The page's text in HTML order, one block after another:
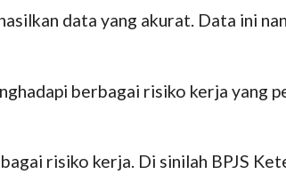
data yang akurat. Data ini
berbagai risiko kerja yang
risiko kerja. Di sinilah BPJS